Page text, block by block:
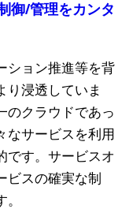
御/管理をカンタ
ション推進等を背
り浸透していま
のクラウドであっ
なサービスを利用
です。サービスオ
ビスの確実な制